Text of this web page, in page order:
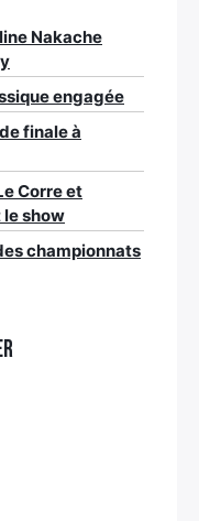
Nakache
engagée
finale à
Corre et
show
championnats